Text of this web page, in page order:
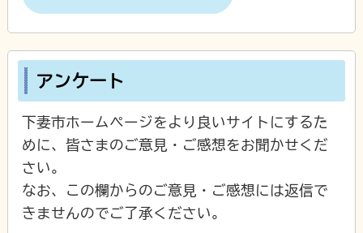
アンケート
下妻市ホームページをより良いサイトにするた
めに、皆さまのご意見・ご感想をお聞かせくだ
さい。
なお、この欄からのご意見・ご感想には返信で
きませんのでご了承ください。